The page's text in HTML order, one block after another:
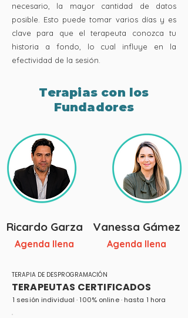
necesario, la mayor cantidad de datos
posible. Esto puede tomar varios días y es
clave para que el terapeuta conozca tu
historia a fondo, lo cual influye en la
efectividad de la sesión.
​Terapias con los
Fundadores
Ricardo Garza
Agenda llena
Vanessa Gámez
Agenda llena
TERAPIA DE DESPROGRAMACIÓN
TERAPEUTAS CERTIFICADOS
1 sesión individual · 100% online · hasta 1 hora